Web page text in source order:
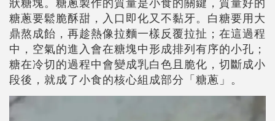
糖蔥要鬆脆酥甜，入口即化又不黏牙。白糖要用大
鼎熬成飴，再趁熱像拉麵一樣反覆拉扯；在這過程
中，空氣的進入會在糖塊中形成排列有序的小孔；
糖在冷切的過程中會變成乳白色且脆化，切斷成小
段後，就成了小食的核心組成部分「糖蔥」。